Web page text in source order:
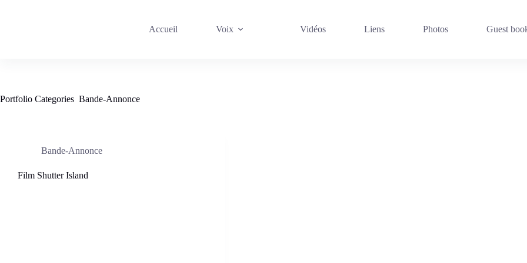
Accueil Voix Vidéos Liens Photos Guest
Portfolio Categories Bande-Annonce
Bande-Annonce
Film Shutter Island